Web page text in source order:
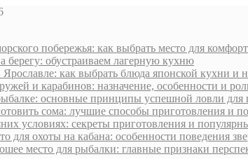
побережья: как выбрать место для
обустраиваем лагерную кухню
как выбрать блюда японской кухни и
и карабинов: назначение, особенности и
основные принципы успешной ловли
сома: лучшие способы приготовления и
условиях: секреты приготовления и
для охоты на кабана: особенности поведения
место для рыбалки: главные признаки